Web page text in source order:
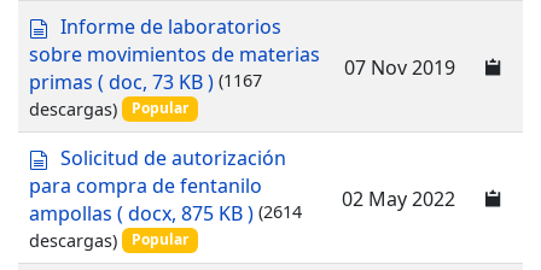
m
e
n
t
o
d
o
c
u
m
n
t
o
Informe de laboratorios
sobre movimientos de materias
primas ( doc, 73 KB ) (1167
descargas)
Popular
07 Nov 2019
d
o
c
u
m
Solicitud de autorización
para compra de fentanilo
ampollas ( docx, 875 KB ) (2614
descargas)
Popular
02 May 2022